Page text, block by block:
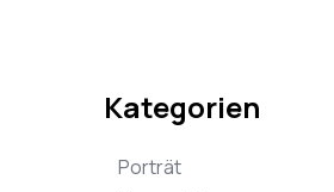
Kategorien
Porträt